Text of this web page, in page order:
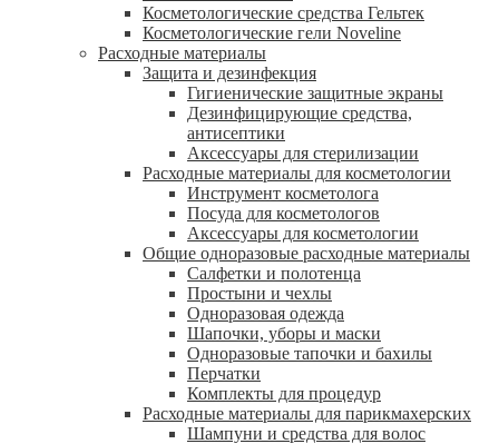
Косметологические средства Гельтек
Косметологические гели Noveline
Расходные материалы
Защита и дезинфекция
Гигиенические защитные экраны
Дезинфицирующие средства,
антисептики
Аксессуары для стерилизации
Расходные материалы для косметологии
Инструмент косметолога
Посуда для косметологов
Аксессуары для косметологии
Общие одноразовые расходные материалы
Салфетки и полотенца
Простыни и чехлы
Одноразовая одежда
Шапочки, уборы и маски
Одноразовые тапочки и бахилы
Перчатки
Комплекты для процедур
Расходные материалы для парикмахерских
Шампуни и средства для волос